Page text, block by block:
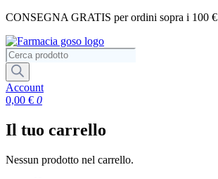
Vai
contenuto
CONSEGNA GRATIS per ordini sopra i 100 €
Ricerca
prodotti
Account
0,00 € 0
Il tuo carrello
Nessun prodotto nel carrello.